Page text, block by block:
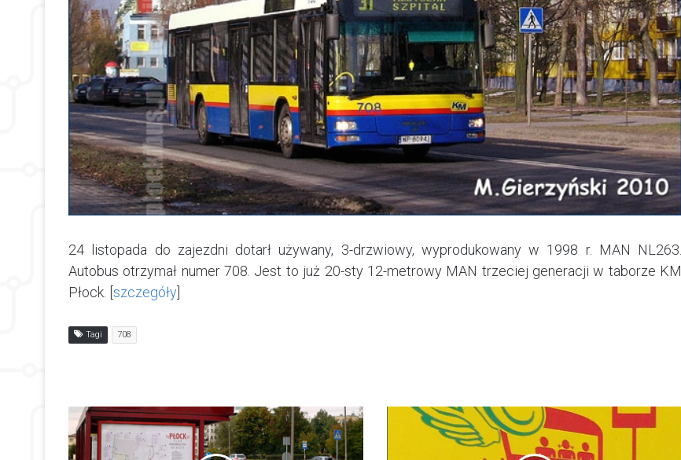
24 listopada do zajezdni dotarł używany, 3-drzwiowy, wyprodukowany w 1998 r. MAN NL263.
Autobus otrzymał numer 708. Jest to już 20-sty 12-metrowy MAN trzeciej generacji w taborze KM
Płock. [ szczegóły
Tagi 708